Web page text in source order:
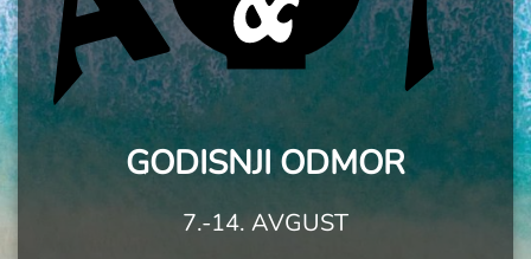
GODISNJI ODMOR
7.-14. AVGUST